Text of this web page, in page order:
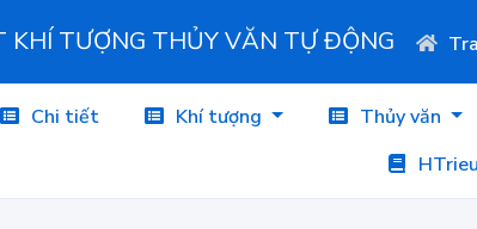
KHÍ TƯỢNG THỦY VĂN TỰ ĐỘNG
Chi tiết Khí tượng Thủy văn
HTrieu